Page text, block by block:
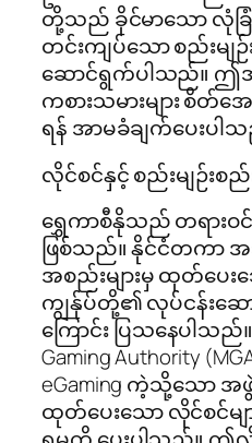
တို့သည် ခိုင်မာသော လုံခြုံရ
တင်းကျပ်သော စည်းမျ
ဆောင်ရွက်ပါသည်။ ဤ
ကစားသမားများ စိတ်အ
ရန် အာမခံချက်ပေးပါ
လိုင်စင်နှင့် စည်းမျဉ်းစည်
ရွှေကာစီနိုသည် တရားဝ
ဖြစ်သည်။ နိုင်ငံတကာ
အစည်းများမှ ထုတ်ပေး
ကျွန်ုပ်တို့၏ လုပ်ငန်းဆော
ကြောင်း ပြသနေပါသည်။
Gaming Authority
eGaming ကဲ့သို့သော အ
ထုတ်ပေးသော လိုင်စင်မ